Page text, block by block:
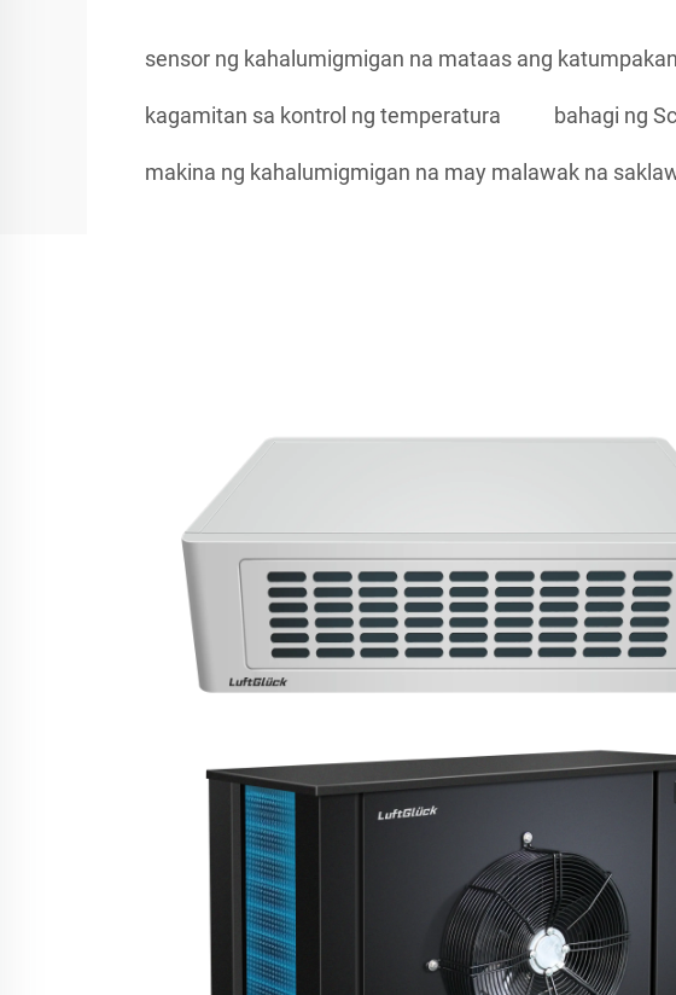
sensor ng kahalumigmigan na mataas ang katumpakan
kagamitan sa kontrol ng temperatura bahagi ng
makina ng kahalumigmigan na may malawak na